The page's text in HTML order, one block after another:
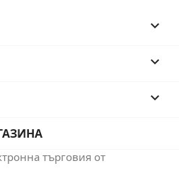



търговия от